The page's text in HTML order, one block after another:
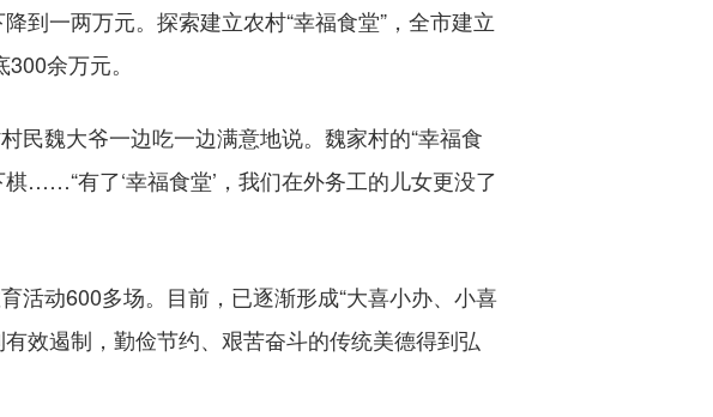
到一两万元。探索建立农村“幸福食堂”，全市建立
余万元。
民魏大爷一边吃一边满意地说。魏家村的“幸福食
……“有了‘幸福食堂’，我们在外务工的儿女更没了
动600多场。目前，已逐渐形成“大喜小办、小喜
效遏制，勤俭节约、艰苦奋斗的传统美德得到弘